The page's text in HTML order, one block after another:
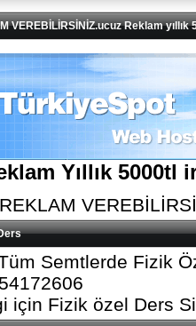
VEREBİLİRSİNİZ.ucuz Reklam yıllık
Yıllık
Semtlerde Fizik
için Fizik özel Ders